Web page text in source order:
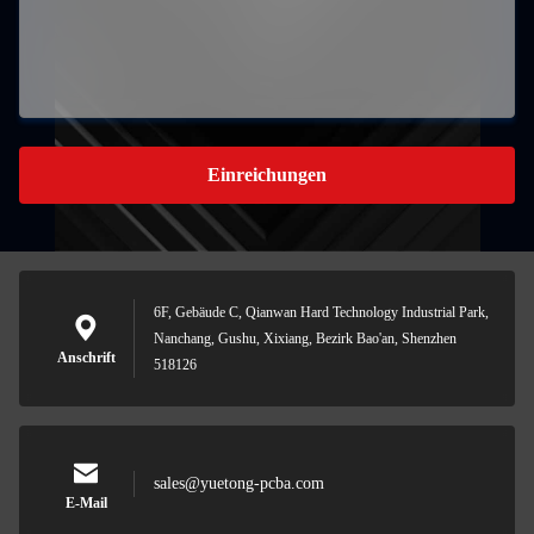
Einreichungen
Anschrift
6F, Gebäude C, Qianwan Hard Technology Industrial Park,
Nanchang, Gushu, Xixiang, Bezirk Bao'an, Shenzhen
518126
E-Mail
sales@yuetong-pcba.com